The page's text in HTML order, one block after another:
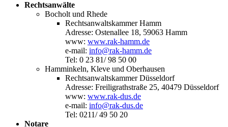
Rechtsanwälte
Bocholt und Rhede
Rechtsanwaltskammer Hamm
Adresse: Ostenallee 18, 59063 Hamm
www: www.rak-hamm.de
e-mail: info@rak-hamm.de
Tel: 0 23 81/ 98 50 00
Hamminkeln, Kleve und Oberhausen
Rechtsanwaltskammer Düsseldorf
Adresse: Freiligrathstraße 25, 40479 Düsseldorf
www: www.rak-dus.de
e-mail: info@rak-dus.de
Tel: 0211/ 49 50 20
Notare